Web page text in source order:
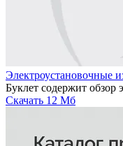
Электроустановочные
Буклет содержит обзор
Скачать 12 Мб